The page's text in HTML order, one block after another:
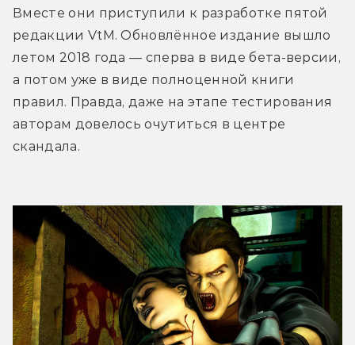
Вместе они приступили к разработке пятой
редакции VtM. Обновлённое издание вышло
летом 2018 года — сперва в виде бета-версии,
а потом уже в виде полноценной книги
правил. Правда, даже на этапе тестирования
авторам довелось очутиться в центре
скандала.